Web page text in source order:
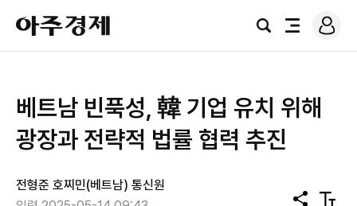
아
주
경
검
전
로
그
베트남 빈푹성, 韓 기업 유치 위해
광장과 전략적 법률 협력 추진
전형준 호찌민(베트남) 통신원